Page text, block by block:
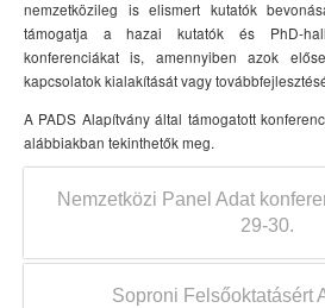
nemzetközileg is elismert kutatók
támogatja a hazai kutatók és PhD-
konferenciákat is, amennyiben azok
kapcsolatok kialakítását vagy
A PADS Alapítvány által támogatott
alábbiakban tekinthetők meg.
Nemzetközi Panel Adat
29-30.
Soproni Felsőoktatásért